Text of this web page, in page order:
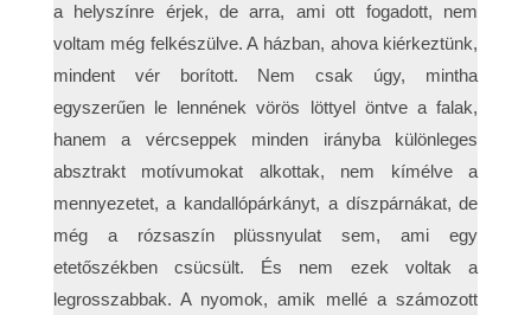
a helyszínre érjek, de arra, ami ott fogadott, nem
voltam még felkészülve. A házban, ahova kiérkeztünk,
mindent vér borított. Nem csak úgy, mintha
egyszerűen le lennének vörös löttyel öntve a falak,
hanem a vércseppek minden irányba különleges
absztrakt motívumokat alkottak, nem kímélve a
mennyezetet, a kandallópárkányt, a díszpárnákat, de
még a rózsaszín plüssnyulat sem, ami egy
etetőszékben csücsült. És nem ezek voltak a
legrosszabbak. A nyomok, amik mellé a számozott